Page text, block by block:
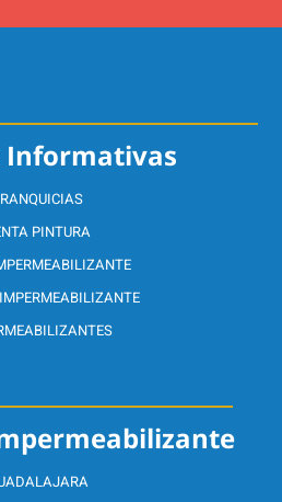
Informativas
PINTURA